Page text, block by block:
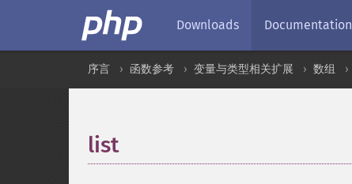
Downloads Documentation
序言 函数参考 变量与类型相关扩展 数组
list